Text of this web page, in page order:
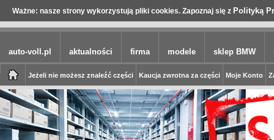
Ważne: nasze strony wykorzystują pliki cookies. Zapoznaj się z Polityką
auto-voll.pl aktualności firma modele sklep BMW
Jeżeli nie możesz znaleźć części Kaucja zwrotna za części Moje Konto